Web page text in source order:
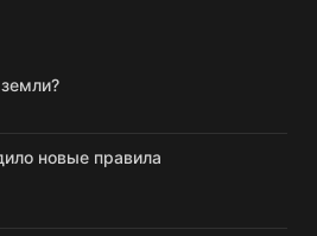
новые правила